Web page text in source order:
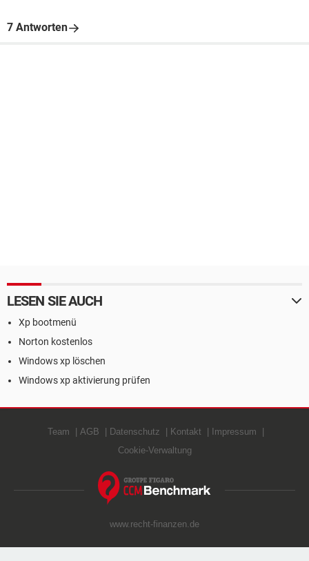
7 Antworten
LESEN SIE AUCH
Xp bootmenü
Norton kostenlos
Windows xp löschen
Windows xp aktivierung prüfen
Team AGB Datenschutz Kontakt
Impressum
Cookie-Verwaltung
www.recht-finanzen.de